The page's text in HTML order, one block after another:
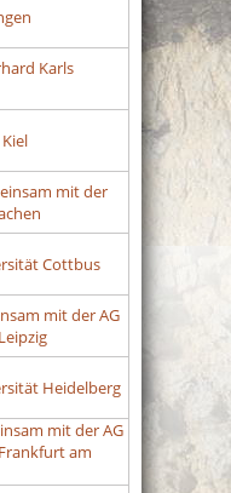
Karls
mit der
Cottbus
mit der AG
Heidelberg
mit der AG
am